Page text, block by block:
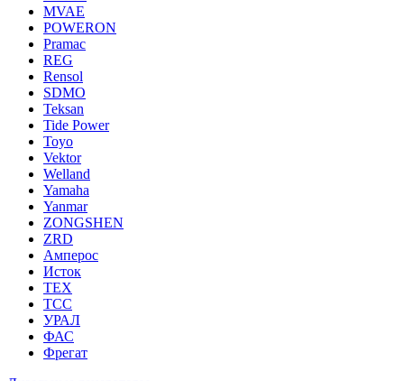
MVAE
POWERON
Pramac
REG
Rensol
SDMO
Teksan
Tide Power
Toyo
Vektor
Welland
Yamaha
Yanmar
ZONGSHEN
ZRD
Амперос
Исток
ТЕХ
ТСС
УРАЛ
ФАС
Фрегат